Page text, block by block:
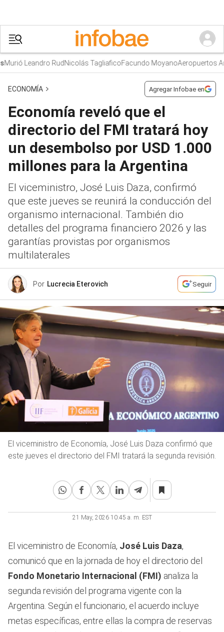
Leandro RudNicolás TagliaficoFacundo MoyanoAeropuertos
ECONOMÍA Agregar Infobae en
Economía reveló que el
directorio del FMI tratará hoy
un desembolso por USD 1.000
millones para la Argentina
El viceministro, José Luis Daza, confirmó
que este jueves se reunirá la conducción del
organismo internacional. También dio
detalles del programa financiero 2026 y las
garantías provistas por organismos
multilaterales
Por Lucrecia Eterovich Seguir
El viceministro de Economía, José Luis Daza confirmó que
este jueves el directorio del FMI tratará la segunda revisión.
21 May, 2026 10:45 a. m. EST
El viceministro de Economía, José Luis Daza,
comunicó que en la jornada de hoy el directorio del
Fondo Monetario Internacional (FMI) analiza la
segunda revisión del programa vigente con la
Argentina. Según el funcionario, el acuerdo incluye
metas específicas, entre ellas la compra de reservas